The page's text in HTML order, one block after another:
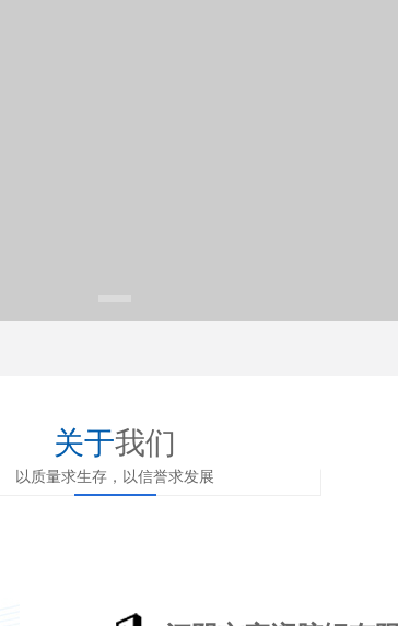
关于我们
以质量求生存，以信誉求发展